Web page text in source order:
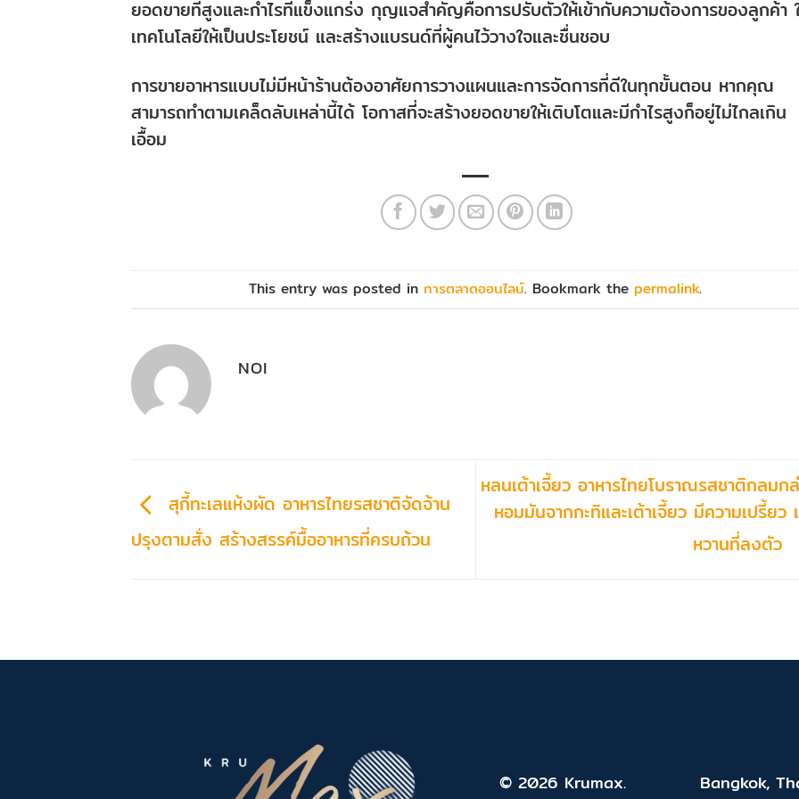
ยอดขายที่สูงและกำไรที่แข็งแกร่ง กุญแจสำคัญคือการปรับตัวให้เข้ากับความต้องการของลูกค้า
เทคโนโลยีให้เป็นประโยชน์ และสร้างแบรนด์ที่ผู้คนไว้วางใจและชื่นชอบ
การขายอาหารแบบไม่มีหน้าร้านต้องอาศัยการวางแผนและการจัดการที่ดีในทุกขั้นตอน หากคุณ
สามารถทำตามเคล็ดลับเหล่านี้ได้ โอกาสที่จะสร้างยอดขายให้เติบโตและมีกำไรสูงก็อยู่ไม่ไกลเกิน
เอื้อม
This entry was posted inการตลาดออนไลน์. Bookmark the permalink.
NOI
สุกี้ทะเลแห้งผัด อาหารไทยรสชาติจัดจ้าน
ปรุงตามสั่ง สร้างสรรค์มื้ออาหารที่ครบถ้วน
หลนเต้าเจี้ยว อาหารไทยโบราณรสชาติกลมก
หอมมันจากกะทิและเต้าเจี้ยว มีความเปรี้ยว
หวานที่ลงตัว
© 2026 Krumax. Bangkok,